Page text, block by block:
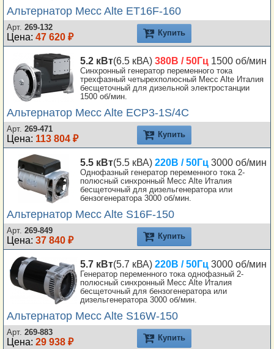
Альтернатор Mecc Alte ET16F-160
Арт. 269-132
Цена: 47 620 ₽ Купить
5.2 кВт(6.5 кВА) 380В / 50Гц 1500 об/мин
Синхронный генератор переменного тока
трехфазный четырехполюсный Mecc Alte Италия
бесщеточный для дизельной электростанции
1500 об/мин.
Альтернатор Mecc Alte ECP3-1S/4C
Арт. 269-471
Цена: 113 804 ₽ Купить
5.5 кВт(5.5 кВА) 220В / 50Гц 3000 об/мин
Однофазный генератор переменного тока 2-
полюсный синхронный Mecc Alte Италия
бесщеточный для дизельгенератора или
бензогенератора 3000 об/мин.
Альтернатор Mecc Alte S16F-150
Арт. 269-849
Цена: 37 840 ₽ Купить
5.7 кВт(5.7 кВА) 220В / 50Гц 3000 об/мин
Генератор переменного тока однофазный 2-
полюсный синхронный Mecc Alte Италия
бесщеточный для бензогенератора или
дизельгенератора 3000 об/мин.
Альтернатор Mecc Alte S16W-150
Арт. 269-883
Цена: 29 938 ₽ Купить